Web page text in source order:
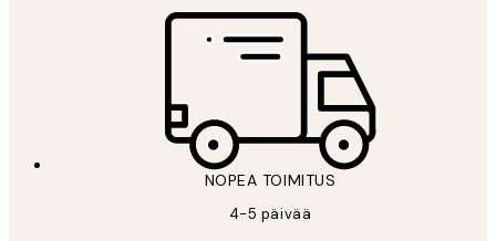
NOPEA TOIMITUS
4-5 päivää